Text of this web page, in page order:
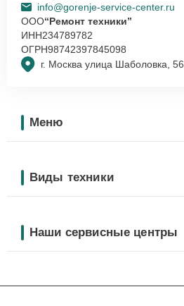
г. Москва улица Шаболовка, 56
info@gorenje-service-center.ru
ООО“Ремонт техники”
ИНН234789782
ОГРН98742397845098
Меню
Виды техники
Наши сервисные центры